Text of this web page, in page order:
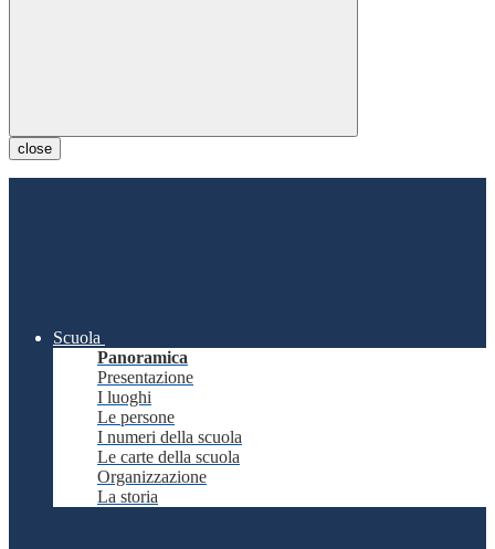
close
Scuola
Panoramica
Presentazione
I luoghi
Le persone
I numeri della scuola
Le carte della scuola
Organizzazione
La storia